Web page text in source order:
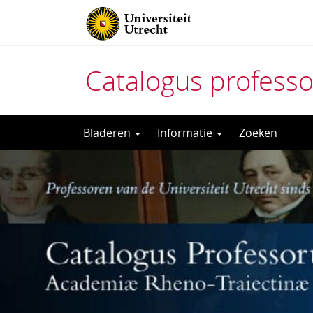
Catalogus
naar
het
inhoud
Bladeren Informatie Zoeken